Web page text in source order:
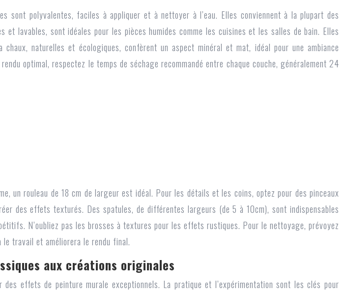
sont polyvalentes, faciles à appliquer et à nettoyer à l’eau. Elles conviennent à la plupart des
lavables, sont idéales pour les pièces humides comme les cuisines et les salles de bain. Elles
naturelles et écologiques, confèrent un aspect minéral et mat, idéal pour une ambiance
optimal, respectez le temps de séchage recommandé entre chaque couche, généralement 24
un rouleau de 18 cm de largeur est idéal. Pour les détails et les coins, optez pour des pinceaux
des effets texturés. Des spatules, de différentes largeurs (de 5 à 10cm), sont indispensables
N’oubliez pas les brosses à textures pour les effets rustiques. Pour le nettoyage, prévoyez
travail et améliorera le rendu final.
aux créations originales
effets de peinture murale exceptionnels. La pratique et l’expérimentation sont les clés pour